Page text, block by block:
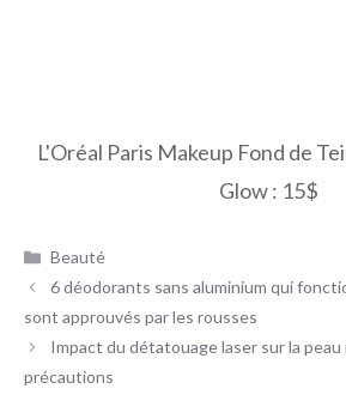
L'Oréal Paris Makeup Fond de
Glow : 15$
Catégories
Beauté
6 déodorants sans aluminium qui
sont approuvés par les rousses
Impact du détatouage laser sur la
précautions